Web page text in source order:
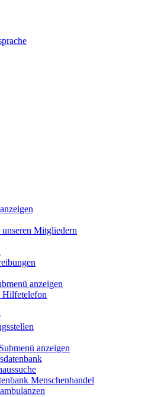
Mitgliedern
anzeigen
Hilfetelefon
Submenü anzeigen
Menschenhandel